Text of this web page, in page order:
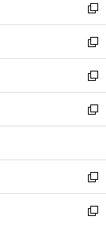
く
で
開
く
ド
ウ
で
開
く
ィ
ン
ド
ウ
で
開
く
い
ウ
ィ
ン
ド
ウ
で
開
新
し
い
ウ
ィ
ン
ド
ウ
開
く
新
し
い
ウ
ィ
ン
ウ
で
開
く
新
し
い
ウ
ン
ド
ウ
で
新
し
ウ
ィ
ン
ド
新
し
い
新